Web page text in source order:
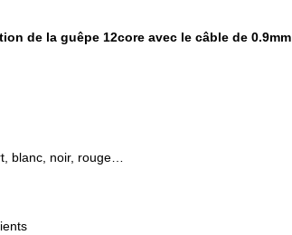
de la guêpe 12core avec le câble de 0.9mm
blanc, noir, rouge…